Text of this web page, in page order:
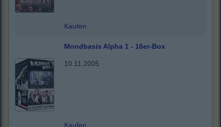
Kaufen
Mondbasis Alpha 1 - 16er-Box
10.11.2005
Kaufen